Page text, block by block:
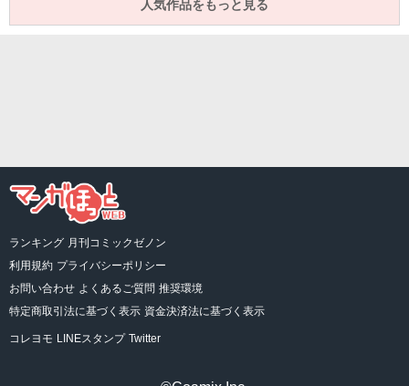
人気作品をもっと見る
ランキング 月刊コミックゼノン
利用規約 プライバシーポリシー
お問い合わせ よくあるご質問 推奨環境
特定商取引法に基づく表示 資金決済法に基づく表示
コレヨモ LINEスタンプ Twitter